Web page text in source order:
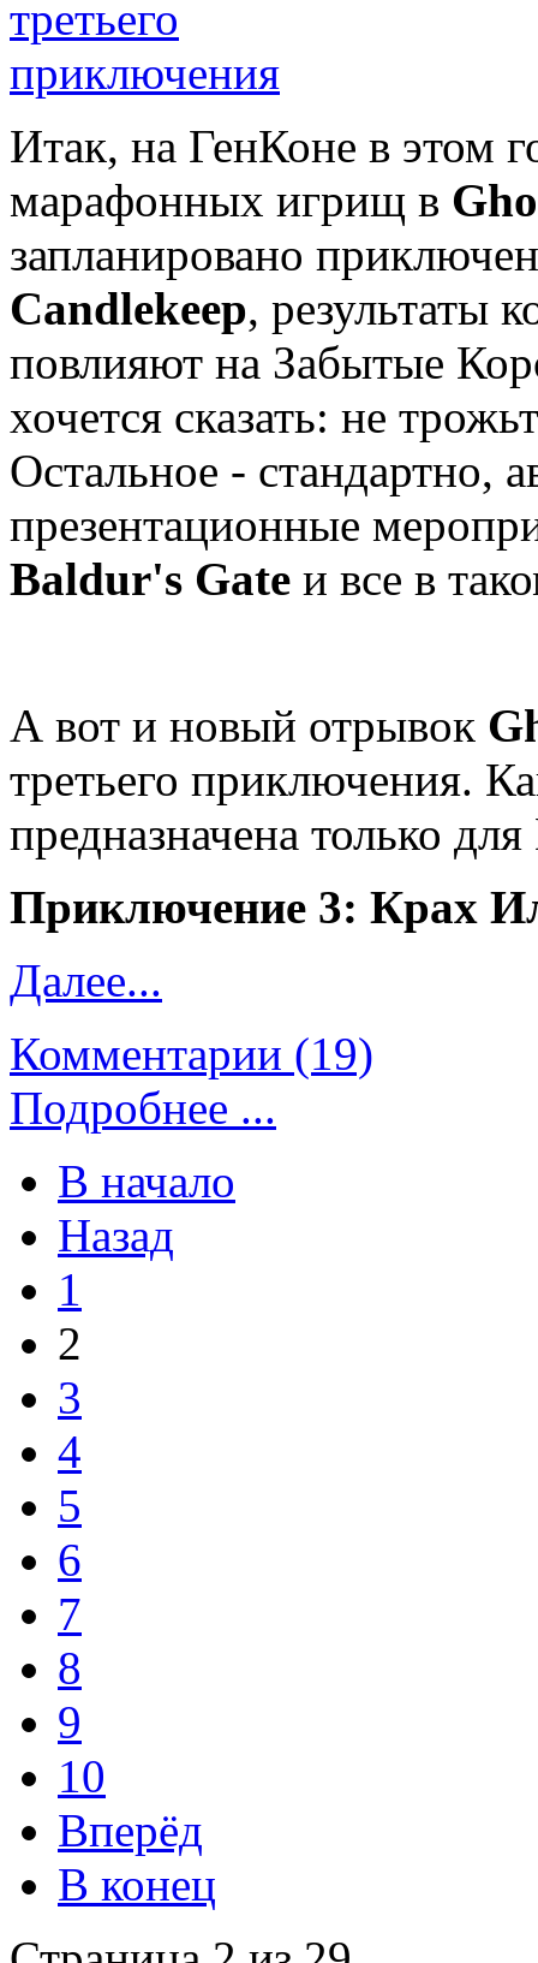
Итак, на ГенКоне в этом
марафонных игрищ в
запланировано
Candlekeep, результаты
повлияют на Забытые
хочется сказать: не
Остальное - стандартно,
презентационные
Baldur's Gate и все в
А вот и новый отрывок
третьего приключения.
предназначена только
Приключение 3: Крах
Далее...
Комментарии (19)
Подробнее ...
В начало
Назад
1
2
3
4
5
6
7
8
9
10
Вперёд
В конец